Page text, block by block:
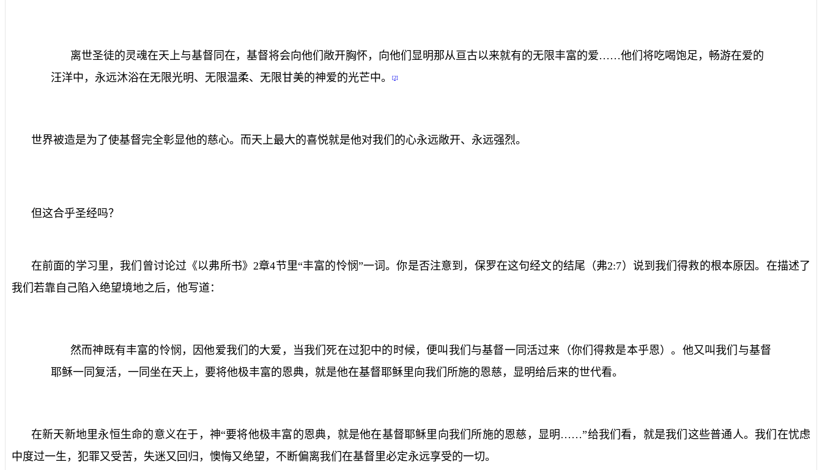
离世圣徒的灵魂在天上与基督同在，基督将会向他们敞开胸怀，向他们显明那从亘古以来就有的无限丰富的爱……他们将吃喝饱足，畅游在爱的
汪洋中，永远沐浴在无限光明、无限温柔、无限甘美的神爱的光芒中。
[2]
世界被造是为了使基督完全彰显他的慈心。而天上最大的喜悦就是他对我们的心永远敞开、永远强烈。
但这合乎圣经吗？
在前面的学习里，我们曾讨论过《以弗所书》 2章4节里“丰富的怜悯”一词。你是否注意到，保罗在这句经文的结尾（弗2:7）说到我们得救的根本原因。在描述了
我们若靠自己陷入绝望境地之后，他写道：
然而神既有丰富的怜悯，因他爱我们的大爱，当我们死在过犯中的时候，便叫我们与基督一同活过来（你们得救是本乎恩）。他又叫我们与基督
耶稣一同复活，一同坐在天上，要将他极丰富的恩典，就是他在基督耶稣里向我们所施的恩慈，显明给后来的世代看。
在新天新地里永恒生命的意义在于，神“要将他极丰富的恩典，就是他在基督耶稣里向我们所施的恩慈，显明……”给我们看，就是我们这些普通人。我们在忧虑
中度过一生，犯罪又受苦，失迷又回归，懊悔又绝望，不断偏离我们在基督里必定永远享受的一切。